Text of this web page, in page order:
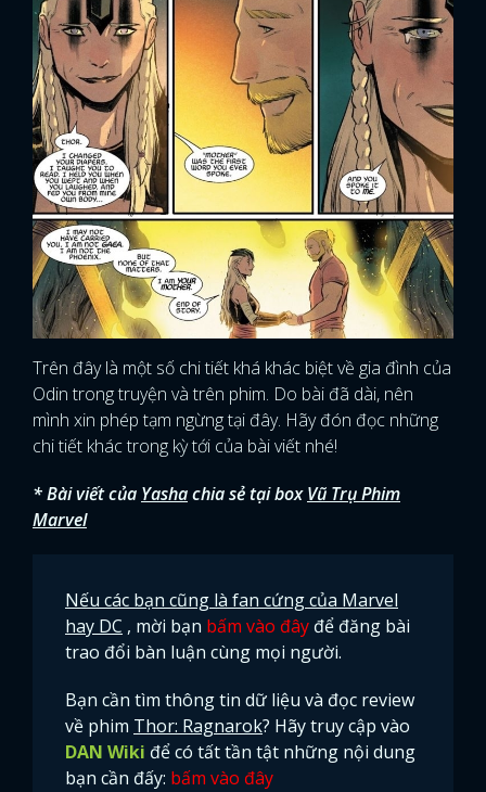
Trên đây là một số chi tiết khá khác biệt về gia đình của
Odin trong truyện và trên phim. Do bài đã dài, nên
mình xin phép tạm ngừng tại đây. Hãy đón đọc những
chi tiết khác trong kỳ tới của bài viết nhé!
* Bài viết của Yashachia sẻ tại boxVũ Trụ Phim
Marvel
Nếu các bạn cũng là fan cứng của Marvel
hay DC , mời bạn bấm vào đây để đăng bài
trao đổi bàn luận cùng mọi người.
Bạn cần tìm thông tin dữ liệu và đọc review
về phim Thor: Ragnarok? Hãy truy cập vào
DAN Wiki để có tất tần tật những nội dung
bạn cần đấy: bấm vào đây